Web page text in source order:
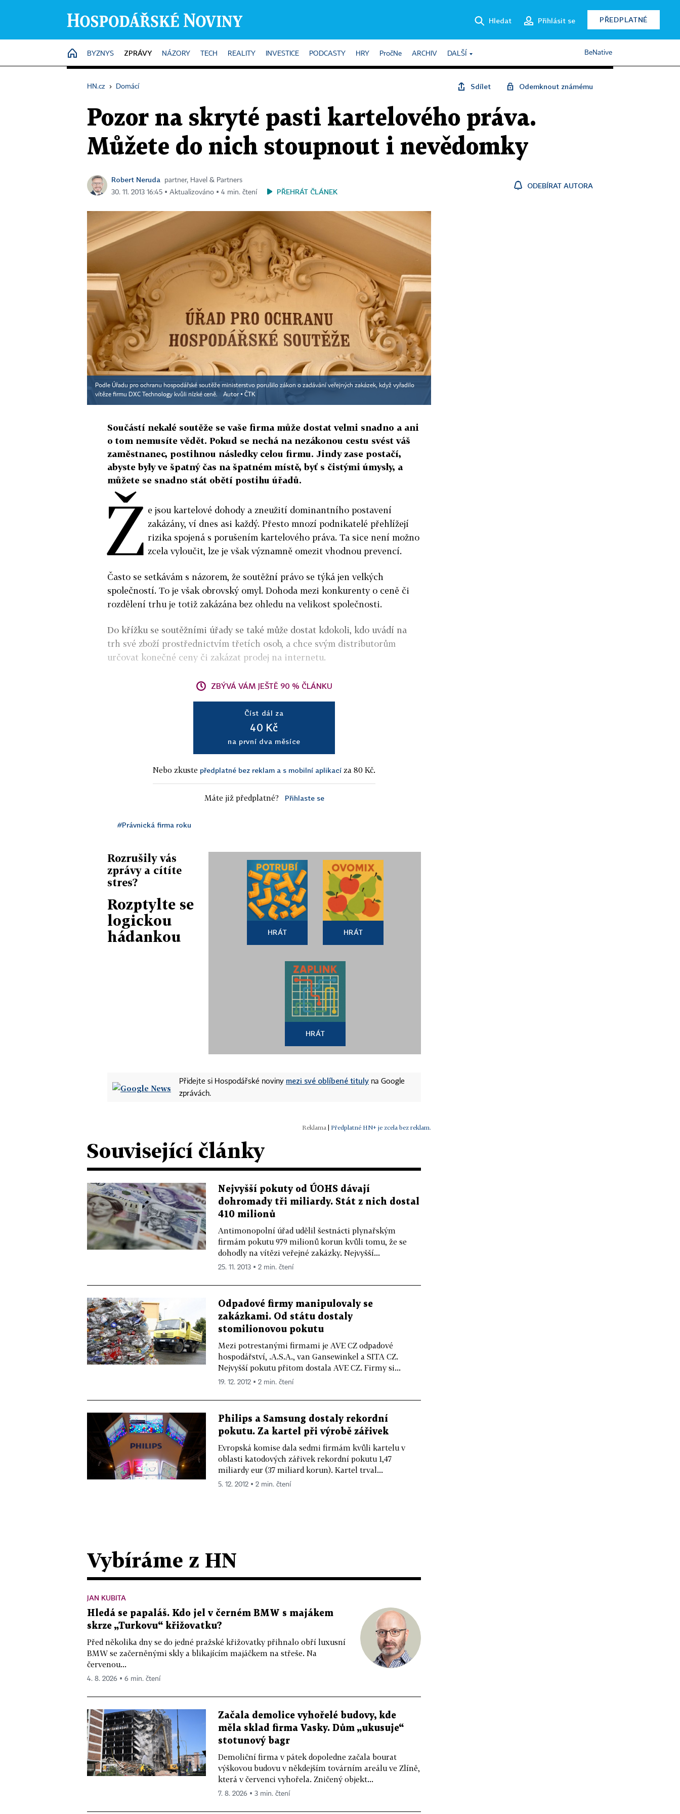
Hledat Přihlásit se PŘEDPLATNÉ
HOME
BYZNYS ZPRÁVY NÁZORY TECH REALITY INVESTICE PODCASTY HRY PročNe ARCHIV DALŠÍ BeNative
HN.cz › Domácí Sdílet Odemknout známému
Pozor na skryté pasti kartelového práva.
Můžete do nich stoupnout i nevědomky
Robert Neruda
partner, Havel & Partners
30. 11. 2013 16:45 ▪ Aktualizováno ▪ 4 min. čtení
PŘEHRÁT ČLÁNEK
ODEBÍRAT AUTORA
Podle Úřadu pro ochranu hospodářské soutěže ministerstvo porušilo zákon o zadávání veřejných zakázek, když vyřadilo
vítěze firmu DXC Technology kvůli nízké ceně.
Autor ▪ ČTK
Součástí nekalé soutěže se vaše firma může dostat velmi snadno a ani
o tom nemusíte vědět. Pokud se nechá na nezákonou cestu svést váš
zaměstnanec, postihnou následky celou firmu. Jindy zase postačí,
abyste byly ve špatný čas na špatném místě, byť s čistými úmysly, a
můžete se snadno stát obětí postihu úřadů.
Ž e jsou kartelové dohody a zneužití dominantního postavení
zakázány, ví dnes asi každý. Přesto mnozí podnikatelé přehlížejí
rizika spojená s porušením kartelového práva. Ta sice není možno
zcela vyloučit, lze je však významně omezit vhodnou prevencí.
Často se setkávám s názorem, že soutěžní právo se týká jen velkých
společností. To je však obrovský omyl. Dohoda mezi konkurenty o ceně či
rozdělení trhu je totiž zakázána bez ohledu na velikost společnosti.
Do křížku se soutěžními úřady se také může dostat kdokoli, kdo uvádí na
trh své zboží prostřednictvím třetích osob, a chce svým distributorům
určovat konečné ceny či zakázat prodej na internetu.
ZBÝVÁ VÁM JEŠTĚ 90 % ČLÁNKU
Číst dál za
40 Kč
na první dva měsíce
Nebo zkuste předplatné bez reklam a s mobilní aplikací za 80 Kč.
Máte již předplatné? Přihlaste se
#Právnická firma roku
Rozrušily vás
zprávy a cítíte
stres?
Rozptylte se
logickou
hádankou
HRÁT HRÁT
HRÁT
Přidejte si Hospodářské noviny mezi své oblíbené tituly na Google
zprávách.
| Předplatné HN+ je zcela bez reklam.
Související články
Nejvyšší pokuty od ÚOHS dávají
dohromady tři miliardy. Stát z nich dostal
410 milionů
Antimonopolní úřad udělil šestnácti plynařským
firmám pokutu 979 milionů korun kvůli tomu, že se
dohodly na vítězi veřejné zakázky. Nejvyšší...
25. 11. 2013 ▪ 2 min. čtení
Odpadové firmy manipulovaly se
zakázkami. Od státu dostaly
stomilionovou pokutu
Mezi potrestanými firmami je AVE CZ odpadové
hospodářství, .A.S.A., van Gansewinkel a SITA CZ.
Nejvyšší pokutu přitom dostala AVE CZ. Firmy si...
19. 12. 2012 ▪ 2 min. čtení
Philips a Samsung dostaly rekordní
pokutu. Za kartel při výrobě zářivek
Evropská komise dala sedmi firmám kvůli kartelu v
oblasti katodových zářivek rekordní pokutu 1,47
miliardy eur (37 miliard korun). Kartel trval...
5. 12. 2012 ▪ 2 min. čtení
Vybíráme z HN
JAN KUBITA
Hledá se papaláš. Kdo jel v černém BMW s majákem
skrze „Turkovu“ křižovatku?
Před několika dny se do jedné pražské křižovatky přihnalo obří luxusní
BMW se začerněnými skly a blikajícím majáčkem na střeše. Na
červenou...
4. 8. 2026 ▪ 6 min. čtení
Začala demolice vyhořelé budovy, kde
měla sklad firma Vasky. Dům „ukusuje“
stotunový bagr
Demoliční firma v pátek dopoledne začala bourat
výškovou budovu v někdejším továrním areálu ve Zlíně,
která v červenci vyhořela. Zničený objekt...
7. 8. 2026 ▪ 3 min. čtení